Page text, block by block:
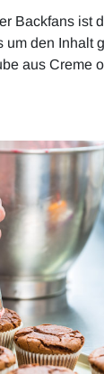
Backfans ist
den Inhalt
aus Creme